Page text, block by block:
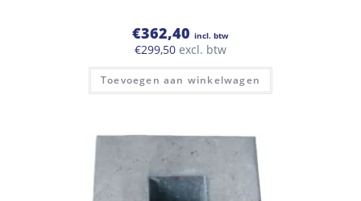
€362,40 incl. btw
€299,50 excl. btw
Toevoegen aan winkelwagen